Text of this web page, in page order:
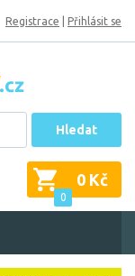
Registrace Přihlásit se
Hledat
0
0 Kč